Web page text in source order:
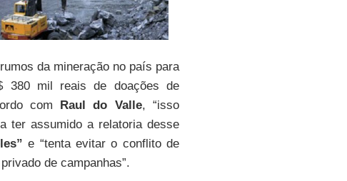
da mineração no país para
380 mil reais de doações de
com Raul do Valle, “isso
ter assumido a relatoria desse
e “tenta evitar o conflito de
de campanhas”.